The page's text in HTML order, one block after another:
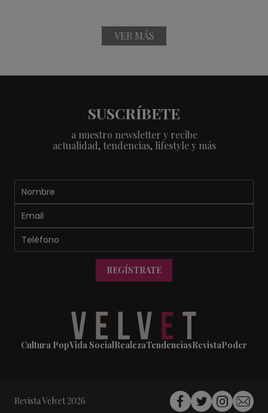
VER MÁS
SUSCRÍBETE
a nuestro newsletter y recibe
actualidad, tendencias, lifestyle y más
REGÍSTRATE
Cultura PopVida SocialRealezaTendenciasRevistaPoder
Revista Velvet 2026